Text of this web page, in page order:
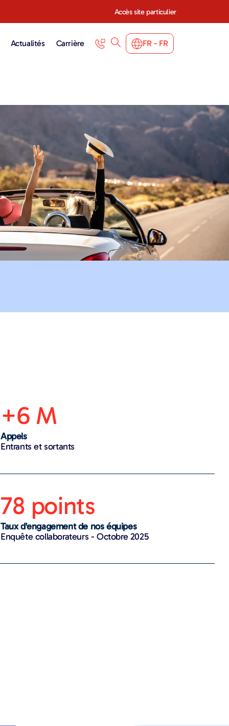
Accès site particulier
Actualités Carrière FR - FR
+6 M
Appels
Entrants et sortants
78 points
Taux d'engagement de nos équipes
Enquête collaborateurs - Octobre 2025